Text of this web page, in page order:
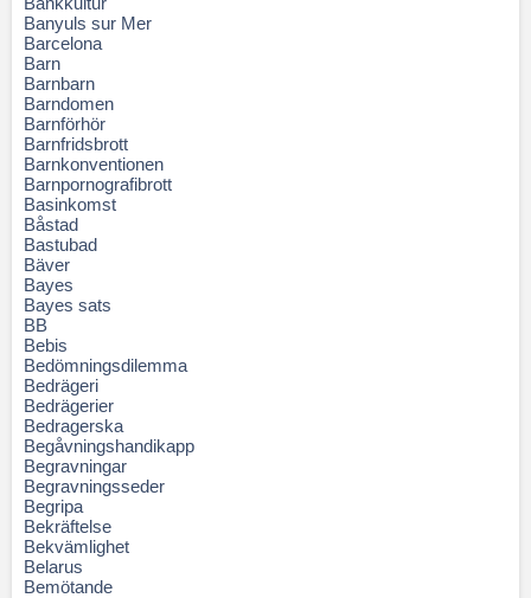
Banyuls sur Mer
Barcelona
Barn
Barnbarn
Barndomen
Barnförhör
Barnfridsbrott
Barnkonventionen
Barnpornografibrott
Basinkomst
Båstad
Bastubad
Bäver
Bayes
Bayes sats
BB
Bebis
Bedömningsdilemma
Bedrägeri
Bedrägerier
Bedragerska
Begåvningshandikapp
Begravningar
Begravningsseder
Begripa
Bekräftelse
Bekvämlighet
Belarus
Bemötande